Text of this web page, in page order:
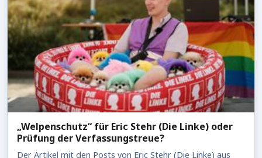
„Welpenschutz“ für Eric Stehr (Die Linke) oder
Prüfung der Verfassungstreue?
Der Artikel mit den Posts von Eric Stehr (Die Linke) aus